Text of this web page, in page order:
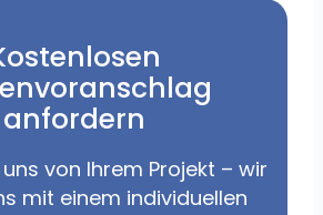
anfordern
uns von Ihrem Projekt – wir
mit einem individuellen